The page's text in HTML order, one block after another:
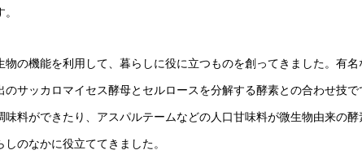
物の機能を利用して、暮らしに役に立つものを創ってきました。有
のサッカロマイセス酵母とセルロースを分解する酵素との合わせ技
味料ができたり、アスパルテームなどの人口甘味料が微生物由来の
のなかに役立ててきました。